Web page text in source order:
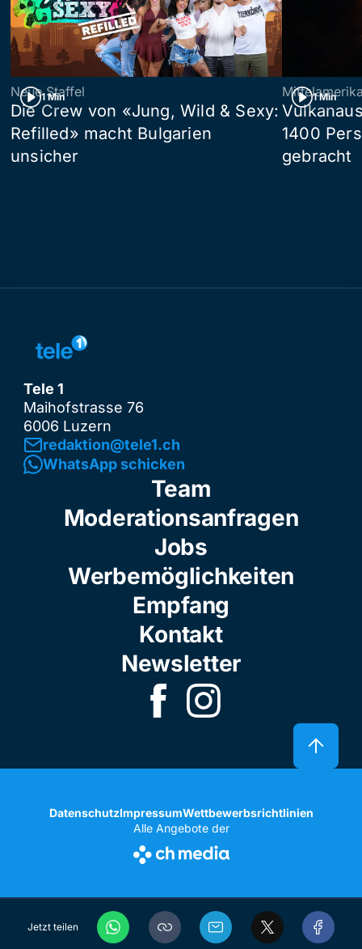
Jetzt teilen
1 Min
Neue Staffel
Die Crew von «Jung, Wild & Sexy:
Refilled» macht Bulgarien
unsicher
1 Min
1400
gebracht
Tele 1
Maihofstrasse 76
6006 Luzern
redaktion@tele1.ch
WhatsApp schicken
Team
Moderationsanfragen
Jobs
Werbemöglichkeiten
Empfang
Kontakt
Newsletter
DatenschutzImpressumWettbewerbsrichtlinien
Alle Angebote der